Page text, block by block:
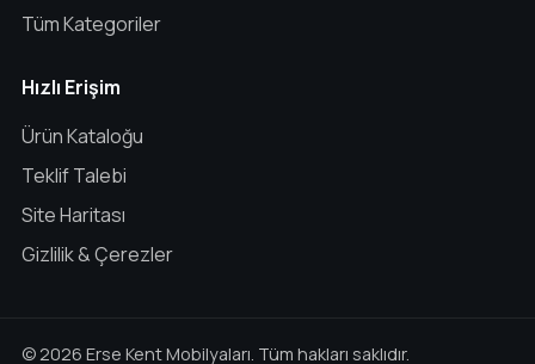
Tüm Kategoriler
Hızlı Erişim
Ürün Kataloğu
Teklif Talebi
Site Haritası
Gizlilik & Çerezler
© 2026 Erse Kent Mobilyaları. Tüm hakları saklıdır.